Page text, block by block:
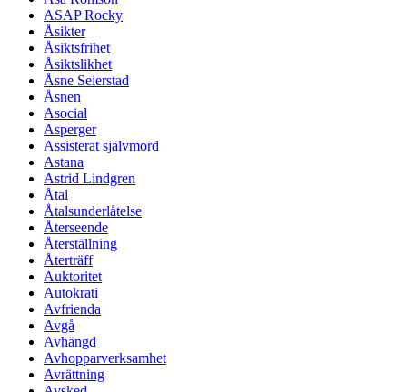
ASAP Rocky
Åsikter
Åsiktsfrihet
Åsiktslikhet
Åsne Seierstad
Åsnen
Asocial
Asperger
Assisterat självmord
Astana
Astrid Lindgren
Åtal
Åtalsunderlåtelse
Återseende
Återställning
Återträff
Auktoritet
Autokrati
Avfrienda
Avgå
Avhängd
Avhopparverksamhet
Avrättning